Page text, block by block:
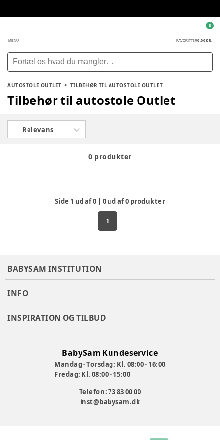
MENU FAVORITTER0,00 KR.
0
AUTOSTOLE OUTLET TILBEHØR TIL AUTOSTOLE OUTLET
Tilbehør til autostole Outlet
Relevans
0 produkter
Side 1 ud af0 0ud af0 produkter
1
BABYSAM INSTITUTION
INFO
INSPIRATION OG TILBUD
BabySam Kundeservice
Mandag - Torsdag: Kl. 08:00 - 16:00
Fredag: Kl. 08:00 - 15:00
Telefon: 73 83 00 00
inst@babysam.dk